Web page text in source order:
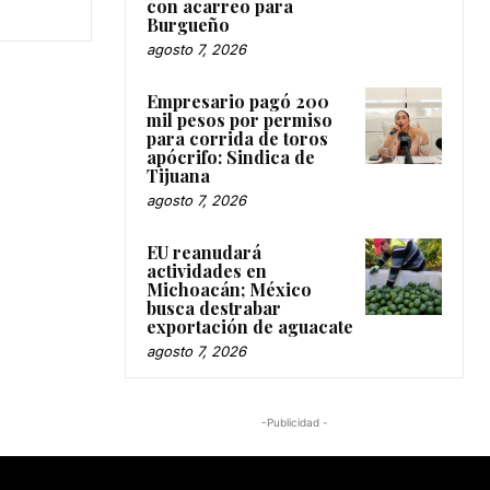
con acarreo para
Burgueño
agosto 7, 2026
Empresario pagó 200
mil pesos por permiso
para corrida de toros
apócrifo: Sindica de
Tijuana
agosto 7, 2026
EU reanudará
actividades en
Michoacán; México
busca destrabar
exportación de aguacate
agosto 7, 2026
-Publicidad -